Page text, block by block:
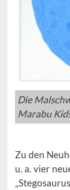
Die
Marabu
Zu den
u. a. vier